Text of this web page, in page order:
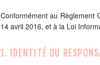
Conformément au Règlement
14 avril 2016, et à la Loi
1. IDENTITÉ DU